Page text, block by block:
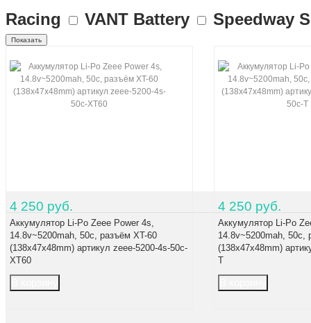
Racing
VANT Battery Speedway
4 250 руб.
Аккумулятор Li-Po Zeee Power 4s,
14.8v~5200mah, 50c, разъём XT-60
(138x47x48mm) артикул zeee-5200-4s-50c-
XT60
4 250 руб.
Аккумулятор Li-Po
14.8v~5200mah, 50c,
(138x47x48mm)
T